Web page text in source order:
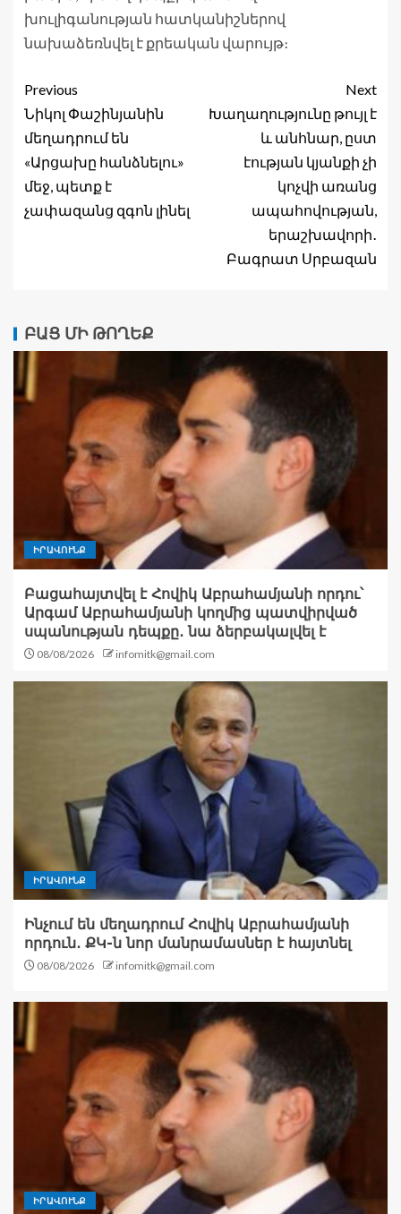
խուլիգանության հատկանիշներով
նախաձեռնվել է քրեական վարույթ։
Previous
Նիկոլ Փաշինյանին
մեղադրում են
«Արցախը հանձնելու»
մեջ, պետք է
չափազանց զգոն լինել
Next
Խաղաղությունը թույլ է
և անհնար, ըստ
էության կյանքի չի
կոչվի առանց
ապահովության,
երաշխավորի․
Բագրատ Սրբազան
ԲԱՑ ՄԻ ԹՈՂԵՔ
ԻՐԱՎՈՒՆՔ
Բացահայտվել է Հովիկ Աբրահամյանի որդու՝
Արգամ Աբրահամյանի կողմից պատվիրված
սպանության դեպքը․ նա ձերբակալվել է
08/08/2026 infomitk@gmail.com
ԻՐԱՎՈՒՆՔ
Ինչում են մեղադրում Հովիկ Աբրահամյանի
որդուն․ ՔԿ-ն նոր մանրամասներ է հայտնել
08/08/2026 infomitk@gmail.com
ԻՐԱՎՈՒՆՔ